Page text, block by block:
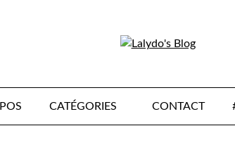
CATÉGORIES CONTACT